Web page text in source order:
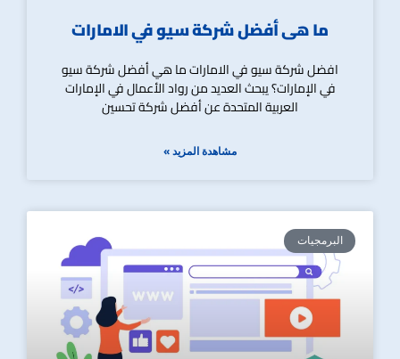
ما هى أفضل شركة سيو في الامارات
افضل شركة سيو في الامارات ما هي أفضل شركة سيو
في الإمارات؟ يبحث العديد من رواد الأعمال في الإمارات
العربية المتحدة عن أفضل شركة تحسين
مشاهدة المزيد »
البرمجيات